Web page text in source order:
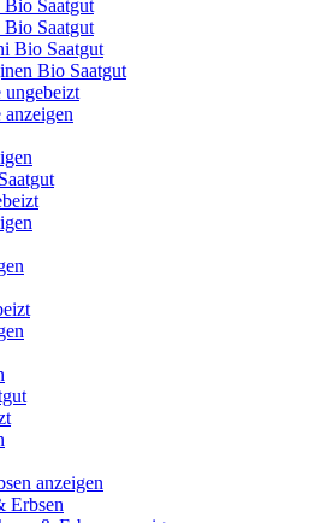
Saatgut
Bio Saatgut
Bio Saatgut
Bio Saatgut
ungebeizt
anzeigen
anzeigen
Erbsen